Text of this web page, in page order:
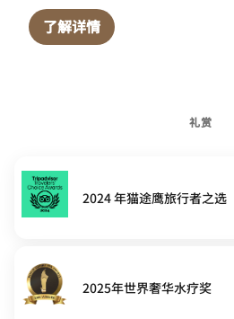
了解详情
礼赏
2024 年猫途鹰旅行者之选
2025年世界奢华水疗奖